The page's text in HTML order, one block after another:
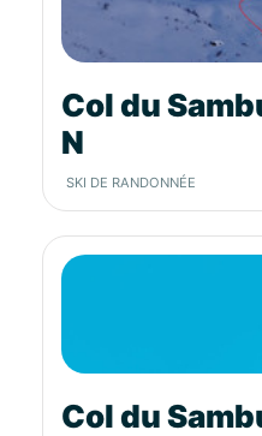
Col du
N
SKI DE RANDONNÉE
Col du